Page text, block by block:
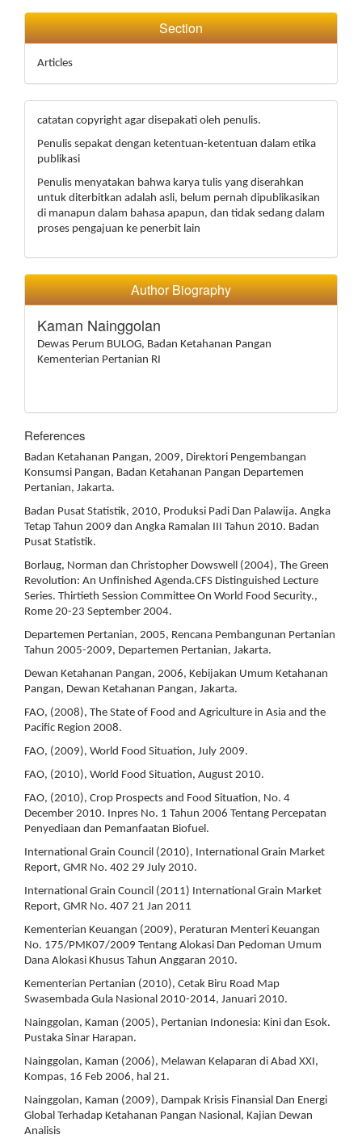
Section
Articles
catatan copyright agar disepakati oleh penulis.
Penulis sepakat dengan ketentuan-ketentuan dalam etika
publikasi
Penulis menyatakan bahwa karya tulis yang diserahkan
untuk diterbitkan adalah asli, belum pernah dipublikasikan
di manapun dalam bahasa apapun, dan tidak sedang dalam
proses pengajuan ke penerbit lain
Author Biography
Kaman Nainggolan
Dewas Perum BULOG, Badan Ketahanan Pangan
Kementerian Pertanian RI
References
Badan Ketahanan Pangan, 2009, Direktori Pengembangan
Konsumsi Pangan, Badan Ketahanan Pangan Departemen
Pertanian, Jakarta.
Badan Pusat Statistik, 2010, Produksi Padi Dan Palawija. Angka
Tetap Tahun 2009 dan Angka Ramalan III Tahun 2010. Badan
Pusat Statistik.
Borlaug, Norman dan Christopher Dowswell (2004), The Green
Revolution: An Unfinished Agenda.CFS Distinguished Lecture
Series. Thirtieth Session Committee On World Food Security.,
Rome 20-23 September 2004.
Departemen Pertanian, 2005, Rencana Pembangunan Pertanian
Tahun 2005-2009, Departemen Pertanian, Jakarta.
Dewan Ketahanan Pangan, 2006, Kebijakan Umum Ketahanan
Pangan, Dewan Ketahanan Pangan, Jakarta.
FAO, (2008), The State of Food and Agriculture in Asia and the
Pacific Region 2008.
FAO, (2009), World Food Situation, July 2009.
FAO, (2010), World Food Situation, August 2010.
FAO, (2010), Crop Prospects and Food Situation, No. 4
December 2010. Inpres No. 1 Tahun 2006 Tentang Percepatan
Penyediaan dan Pemanfaatan Biofuel.
International Grain Council (2010), International Grain Market
Report, GMR No. 402 29 July 2010.
International Grain Council (2011) International Grain Market
Report, GMR No. 407 21 Jan 2011
Kementerian Keuangan (2009), Peraturan Menteri Keuangan
No. 175/PMK07/2009 Tentang Alokasi Dan Pedoman Umum
Dana Alokasi Khusus Tahun Anggaran 2010.
Kementerian Pertanian (2010), Cetak Biru Road Map
Swasembada Gula Nasional 2010-2014, Januari 2010.
Nainggolan, Kaman (2005), Pertanian Indonesia: Kini dan Esok.
Pustaka Sinar Harapan.
Nainggolan, Kaman (2006), Melawan Kelaparan di Abad XXI,
Kompas, 16 Feb 2006, hal 21.
Nainggolan, Kaman (2009), Dampak Krisis Finansial Dan Energi
Global Terhadap Ketahanan Pangan Nasional, Kajian Dewan
Analisis